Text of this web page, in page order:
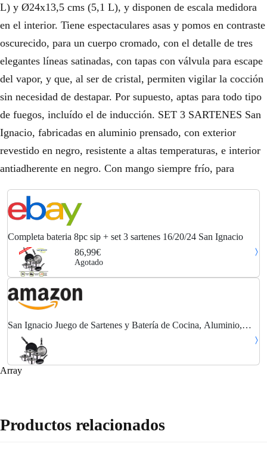
L) y Ø24x13,5 cms (5,1 L), y disponen de escala medidora
en el interior. Tiene espectaculares asas y pomos en contraste
oscurecido, para un cuerpo cromado, con el detalle de tres
elegantes líneas satinadas, con tapas con válvula para escape
del vapor, y que, al ser de cristal, permiten vigilar la cocción
sin necesidad de destapar. Por supuesto, aptas para todo tipo
de fuegos, incluído el de inducción. SET 3 SARTENES San
Ignacio, fabricadas en aluminio prensado, con exterior
revestido en negro, resistente a altas temperaturas, e interior
antiadherente en negro. Con mango siempre frío, para
Completa bateria 8pc sip + set 3 sartenes 16/20/24 San Ignacio
86,99€
Agotado
San Ignacio Juego de Sartenes y Batería de Cocina, Aluminio,
Negro Oscuro, Acero Inoxidable, 4 cuerpos + 3 sartenes
Array
Productos relacionados